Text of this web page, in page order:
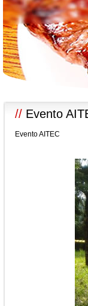
// Evento
Evento AITEC